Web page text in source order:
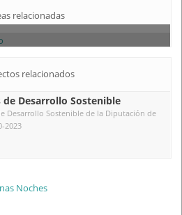
relacionadas
relacionados
Desarrollo Sostenible
Desarrollo Sostenible de la Diputación de
2023